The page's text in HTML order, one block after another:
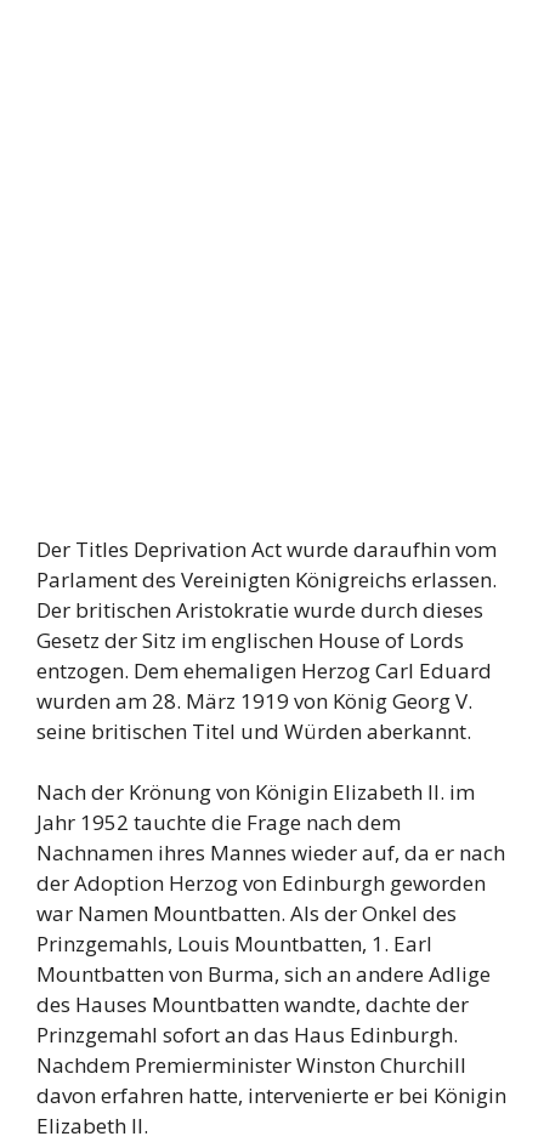
Der Titles Deprivation Act wurde daraufhin vom
Parlament des Vereinigten Königreichs erlassen.
Der britischen Aristokratie wurde durch dieses
Gesetz der Sitz im englischen House of Lords
entzogen. Dem ehemaligen Herzog Carl Eduard
wurden am 28. März 1919 von König Georg V.
seine britischen Titel und Würden aberkannt.
Nach der Krönung von Königin Elizabeth II. im
Jahr 1952 tauchte die Frage nach dem
Nachnamen ihres Mannes wieder auf, da er nach
der Adoption Herzog von Edinburgh geworden
war Namen Mountbatten. Als der Onkel des
Prinzgemahls, Louis Mountbatten, 1. Earl
Mountbatten von Burma, sich an andere Adlige
des Hauses Mountbatten wandte, dachte der
Prinzgemahl sofort an das Haus Edinburgh.
Nachdem Premierminister Winston Churchill
davon erfahren hatte, intervenierte er bei Königin
Elizabeth II.